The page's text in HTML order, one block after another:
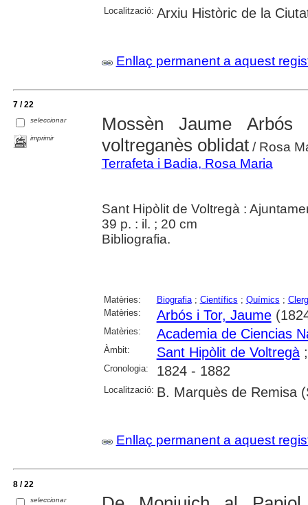
Localització: Arxiu Històric de la
Enllaç permanent a aquest
7 / 22
seleccionar
imprimir
Mossèn Jaume
voltreganès oblidat/ Rosa
Terrafeta i Badia, Rosa Maria
Sant Hipòlit de Voltregà :
39 p. : il. ; 20 cm
Bibliografia.
Matèries: Biografia; Científics ; Químics ;
Matèries:
Arbós i Tor, Jaume
Matèries: Academia de Ciencias
Àmbit: Sant Hipòlit de Voltregà
Cronologia: 1824 - 1882
Localització: B. Marquès de Remisa
Enllaç permanent a aquest
8 / 22
seleccionar